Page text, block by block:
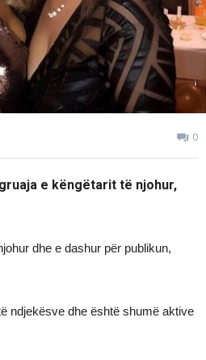
0
e këngëtarit të njohur,
dhe e dashur për publikun,
ndjekësve dhe është shumë aktive